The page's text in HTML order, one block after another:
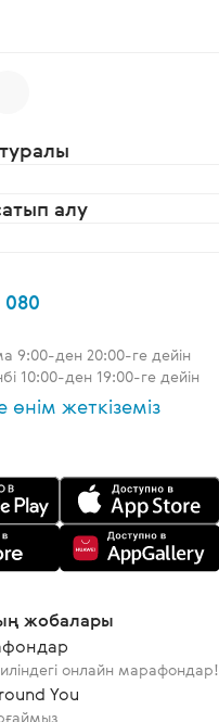
алу
080
9:00-ден 20:00-ге дейін
10:00-ден 19:00-ге дейін
өнім жеткіземіз
жобалары
онлайн марафондар!
You